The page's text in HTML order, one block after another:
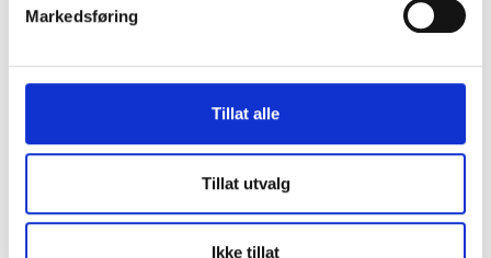
Markedsføring
Tillat alle
Tillat utvalg
Ikke tillat